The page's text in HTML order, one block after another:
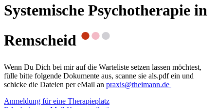
Systemische Psychotherapie in
Remscheid •••
Wenn Du Dich bei mir auf die Warteliste setzen lassen möchtest,
fülle bitte folgende Dokumente aus, scanne sie als.pdf ein und
schicke die Dateien per eMail an praxis@theimann.de
Anmeldung für eine Therapieplatz